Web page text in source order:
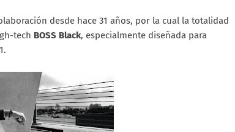
desde hace 31 años, por la cual la totalidad
tech BOSS Black, especialmente diseñada para